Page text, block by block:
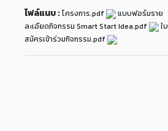
ไฟล์แนบ : โครงการ.pdf
แบบฟอร์มราย
ละเอียดกิจกรรม Smart Start Idea.pdf
ใบ
สมัครเข้าร่วมกิจกรรม.pdf